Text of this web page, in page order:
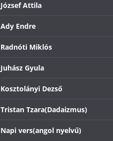
József Attila
Ady Endre
Radnóti Miklós
Juhász Gyula
Kosztolányi Dezső
Tristan Tzara(Dadaizmus)
Napi vers(angol nyelvű)